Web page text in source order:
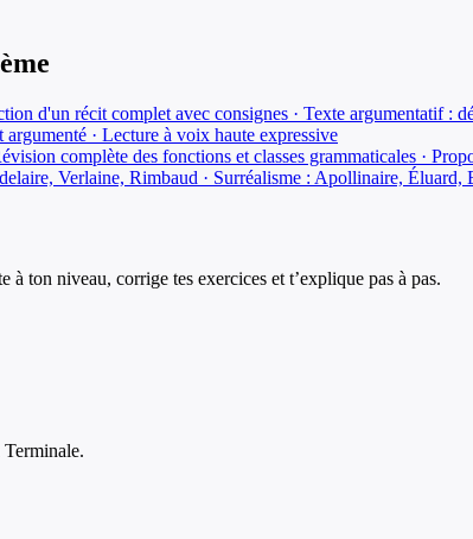
d'un récit complet avec consignes · Texte argumentatif :
· Lecture à voix haute expressive
complète des fonctions et classes grammaticales ·
Verlaine, Rimbaud · Surréalisme : Apollinaire, Éluard,
ton niveau, corrige tes exercices et t’explique pas à pas.